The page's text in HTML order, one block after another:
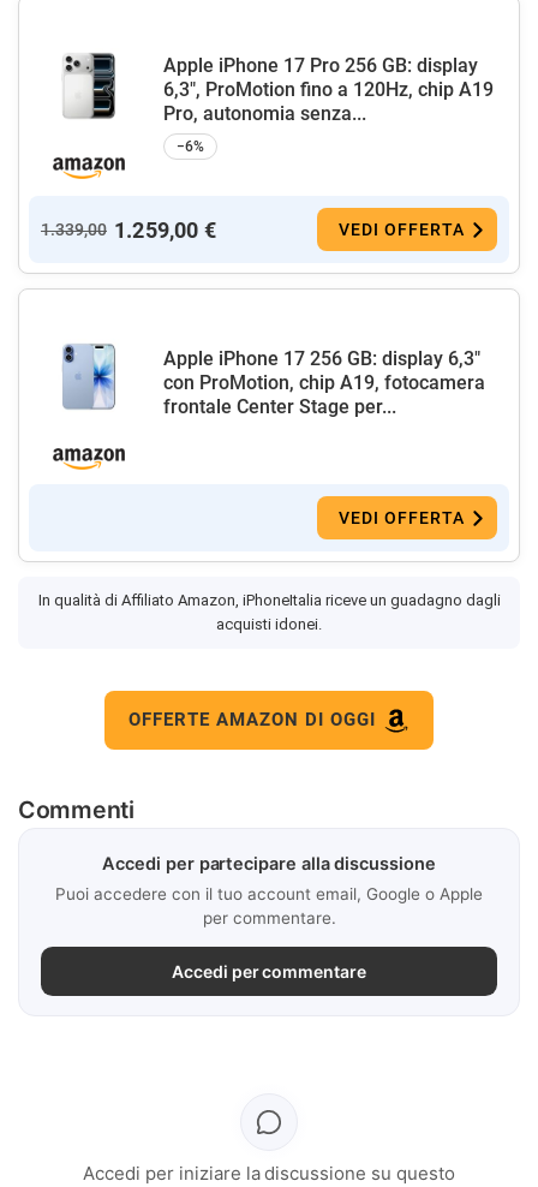
Apple iPhone 17 Pro 256 GB: display
6,3", ProMotion fino a 120Hz, chip A19
Pro, autonomia senza...
−6%
1.339,00 1.259,00 € VEDI OFFERTA
Apple iPhone 17 256 GB: display 6,3"
con ProMotion, chip A19, fotocamera
frontale Center Stage per...
VEDI OFFERTA
In qualità di Affiliato Amazon, iPhoneItalia riceve un guadagno dagli
acquisti idonei.
OFFERTE AMAZON DI OGGI
Commenti
Accedi per partecipare alla discussione
Puoi accedere con il tuo account email, Google o Apple
per commentare.
Accedi per commentare
Accedi per iniziare la discussione su questo